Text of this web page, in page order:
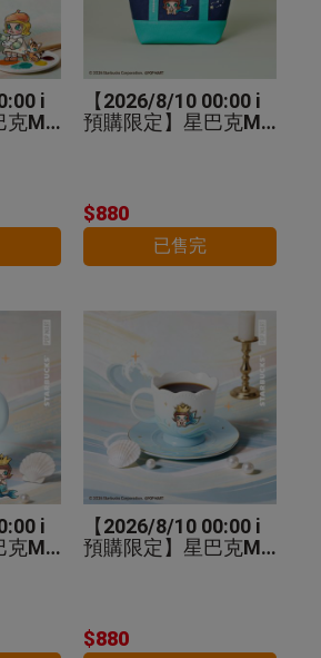
i
克MO
【2026/8/10 00:00 i
預購限定】星巴克MO
$880
已售完
i
克MO
【2026/8/10 00:00 i
預購限定】星巴克MO
$880